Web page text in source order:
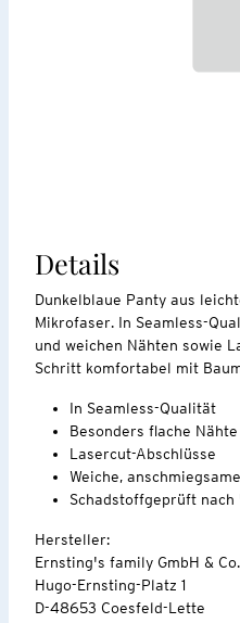
Details
Dunkelblaue Panty aus
Mikrofaser. In Seamless-
und weichen Nähten sowie
Schritt komfortabel mit
In Seamless-Qualität
Besonders flache Nähte
Lasercut-Abschlüsse
Weiche,
Schadstoffgeprüft nach
Hersteller:
Ernsting's family GmbH &
Hugo-Ernsting-Platz 1
D-48653 Coesfeld-Lette